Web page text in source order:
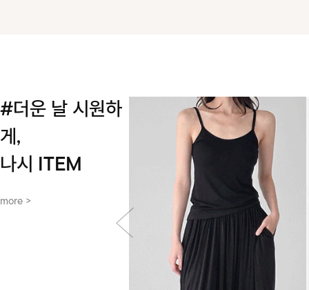
#더운 날 시원하
게,
나시 ITEM
more >